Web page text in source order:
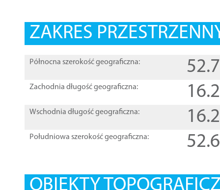
ZAKRES
Północna szerokość geograficzna:
Zachodnia długość geograficzna:
Wschodnia długość geograficzna:
Południowa szerokość geograficzna:
OBIEKTY